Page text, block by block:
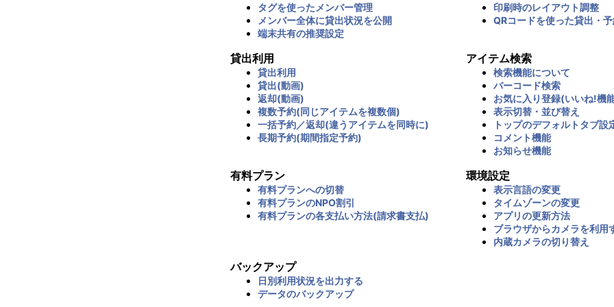
タグを使ったメンバー管理
メンバー全体に貸出状況を公開
端末共有の推奨設定
印刷時のレイアウト調整
QRコードを使った貸出・
貸出利用
貸出利用
貸出(動画)
返却(動画)
複数予約(同じアイテムを複数個)
一括予約／返却(違うアイテムを同時に)
長期予約(期間指定予約)
アイテム検索
検索機能について
バーコード検索
お気に入り登録(いいね!機
表示切替・並び替え
トップのデフォルトタブ設
コメント機能
お知らせ機能
有料プラン
有料プランへの切替
有料プランのNPO割引
有料プランの各支払い方法(請求書支払)
環境設定
表示言語の変更
タイムゾーンの変更
アプリの更新方法
ブラウザからカメラを利用
内蔵カメラの切り替え
バックアップ
日別利用状況を出力する
データのバックアップ